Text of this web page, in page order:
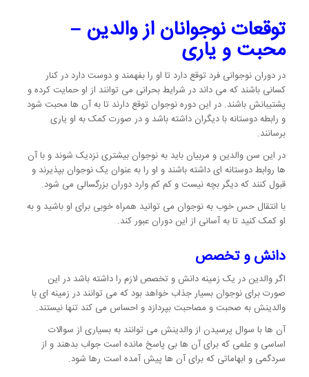
توقعات نوجوانان از والدین –
محبت و یاری
در دوران نوجوانی فرد توقع دارد تا او را بفهمند و دوست دارد در کنار
کسانی باشند که می داند در شرایط بحرانی می توانند از او حمایت کرده و
پشتیبانش باشند. در این دوره نوجوان توقع دارند تا به آن ها محبت شود
و رابطه دوستانه با دیگران داشته باشد و در صورت کمک به او یاری
برسانند.
در این سن والدین و مربیان باید به نوجوان بیشتری نزدیک شوند و با آن
ها روابط دوستانه ای داشته باشند و او را به عنوان یک نوجوان بپذیرند و
قبول کنند که دیگر بچه نیست و کم کم وارد دوران بزرگسالی می شود.
با انتقال حس خوب به نوجوان می توانید همراه خوبی برای او باشید و به
او کمک کنید تا به آسانی از این دوران عبور کند.
دانش و تخصص
اگر والدین در یک زمینه دانش و تخصص لازم را داشته باشد در این
صورت برای نوجوان بسیار جذاب خواهد بود که می توانند در زمینه ای با
والدینش به صحبت و مصاحبت بپردازد و احساس می کند تنها نیستند.
آن ها با سوال پرسیدن از والدینش می توانند به بسیاری از سوالات
اساسی و علمی که برای آن ها بی پاسخ مانده است جواب بدهند و از
سردگمی و ابهاماتی که برای آن ها پیش آمده است رها شود.